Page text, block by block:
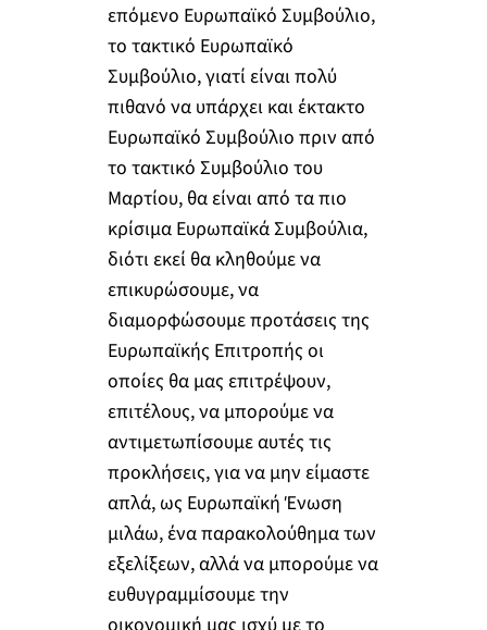
επόμενο Ευρωπαϊκό Συμβούλιο,
το τακτικό Ευρωπαϊκό
Συμβούλιο, γιατί είναι πολύ
πιθανό να υπάρχει και έκτακτο
Ευρωπαϊκό Συμβούλιο πριν από
το τακτικό Συμβούλιο του
Μαρτίου, θα είναι από τα πιο
κρίσιμα Ευρωπαϊκά Συμβούλια,
διότι εκεί θα κληθούμε να
επικυρώσουμε, να
διαμορφώσουμε προτάσεις της
Ευρωπαϊκής Επιτροπής οι
οποίες θα μας επιτρέψουν,
επιτέλους, να μπορούμε να
αντιμετωπίσουμε αυτές τις
προκλήσεις, για να μην είμαστε
απλά, ως Ευρωπαϊκή Ένωση
μιλάω, ένα παρακολούθημα των
εξελίξεων, αλλά να μπορούμε να
ευθυγραμμίσουμε την